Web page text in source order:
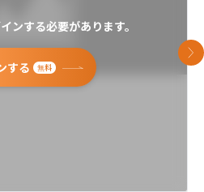
ンする必要があります。
する 無料
次